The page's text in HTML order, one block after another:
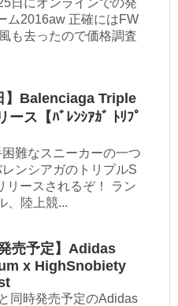
ム2016aw 正確にはFW
も去ったので価格調査
】Balenciaga Triple
ース【ﾊﾞﾚﾝｼｱｶﾞ ﾄﾘﾌﾟ
難なスニーカーの一つ
ンシアガのトリプルS
リースされるぞ！ ラン
、陸上競...
発売予定】Adidas
x HighSnobiety
同時発売予定のAdidas